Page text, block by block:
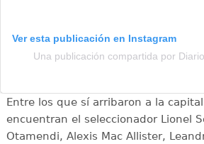
Ver esta publicación en Instagram
Una publicación compartida por
Entre los que sí arribaron a la
encuentran el seleccionador Lionel
Otamendi, Alexis Mac Allister,